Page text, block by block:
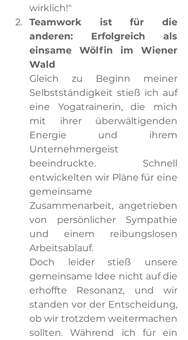
wirklich!"
Teamwork ist für die
anderen: Erfolgreich als
einsame Wölfin im Wiener
Wald
Gleich zu Beginn meiner
Selbstständigkeit stieß ich auf
eine Yogatrainerin, die mich
mit ihrer überwältigenden
Energie und ihrem
Unternehmergeist
beeindruckte. Schnell
entwickelten wir Pläne für eine
gemeinsame
Zusammenarbeit, angetrieben
von persönlicher Sympathie
und einem reibungslosen
Arbeitsablauf.
Doch leider stieß unsere
gemeinsame Idee nicht auf die
erhoffte Resonanz, und wir
standen vor der Entscheidung,
ob wir trotzdem weitermachen
sollten. Während ich für ein